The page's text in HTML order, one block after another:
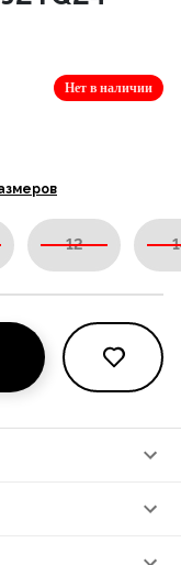
Нет в наличии
12